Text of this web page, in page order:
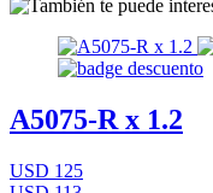
A5075-R x 1.2
USD 125